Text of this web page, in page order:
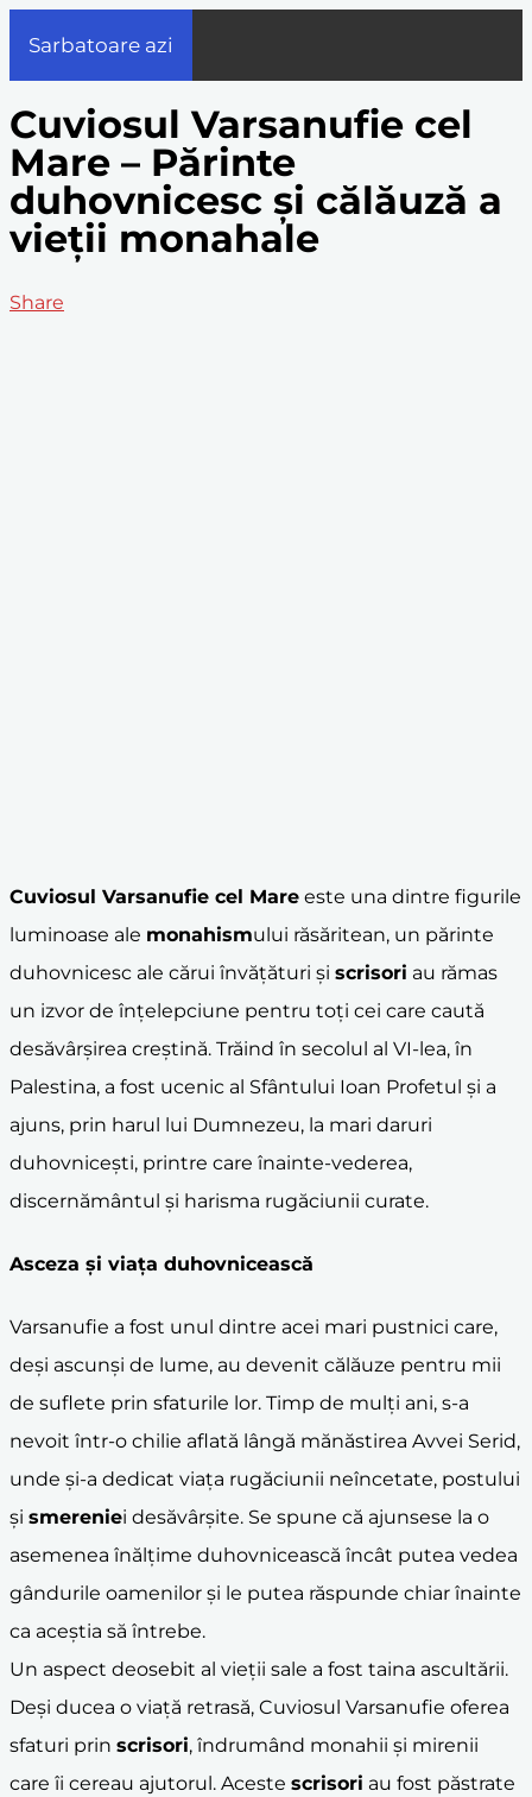
Sarbatoare azi
Cuviosul Varsanufie cel
Mare – Părinte
duhovnicesc și călăuză a
vieții monahale
Share
Cuviosul Varsanufie cel Mare este una dintre figurile
luminoase ale monahismului răsăritean, un părinte
duhovnicesc ale cărui învățături și scrisori au rămas
un izvor de înțelepciune pentru toți cei care caută
desăvârșirea creștină. Trăind în secolul al VI-lea, în
Palestina, a fost ucenic al Sfântului Ioan Profetul și a
ajuns, prin harul lui Dumnezeu, la mari daruri
duhovnicești, printre care înainte-vederea,
discernământul și harisma rugăciunii curate.
Asceza și viața duhovnicească
Varsanufie a fost unul dintre acei mari pustnici care,
deși ascunși de lume, au devenit călăuze pentru mii
de suflete prin sfaturile lor. Timp de mulți ani, s-a
nevoit într-o chilie aflată lângă mănăstirea Avvei Serid,
unde și-a dedicat viața rugăciunii neîncetate, postului
și smereniei desăvârșite. Se spune că ajunsese la o
asemenea înălțime duhovnicească încât putea vedea
gândurile oamenilor și le putea răspunde chiar înainte
ca aceștia să întrebe.
Un aspect deosebit al vieții sale a fost taina ascultării.
Deși ducea o viață retrasă, Cuviosul Varsanufie oferea
sfaturi prin scrisori, îndrumând monahii și mirenii
care îi cereau ajutorul. Aceste scrisori au fost păstrate